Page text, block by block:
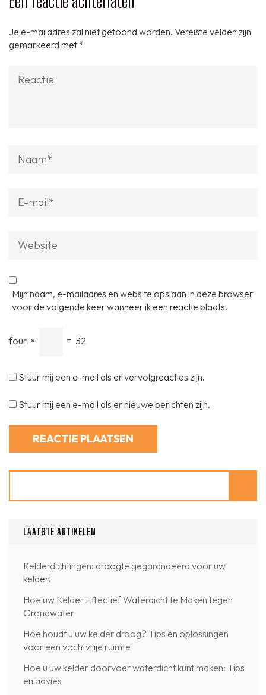
Je e-mailadres zal niet getoond worden. Vereiste velden zijn
gemarkeerd met *
mail*
Mijn naam, e-mailadres en website opslaan in deze browser
voor de volgende keer wanneer ik een reactie plaats.
four × = 32
Stuur mij een e-mail als er vervolgreacties zijn.
Stuur mij een e-mail als er nieuwe berichten zijn.
LAATSTE ARTIKELEN
Kelderdichtingen: droogte gegarandeerd voor uw
kelder!
Hoe uw Kelder Effectief Waterdicht te Maken tegen
Grondwater
Hoe houdt u uw kelder droog? Tips en oplossingen
voor een vochtvrije ruimte
Hoe u uw kelder doorvoer waterdicht kunt maken: Tips
en advies